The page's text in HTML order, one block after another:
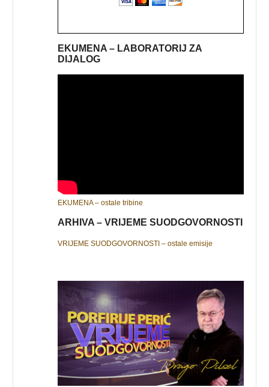
EKUMENA – LABORATORIJ ZA
DIJALOG
EKUMENA – ostale tribine
ARHIVA – VRIJEME SUODGOVORNOSTI
VRIJEME SUODGOVORNOSTI – ostale emisije